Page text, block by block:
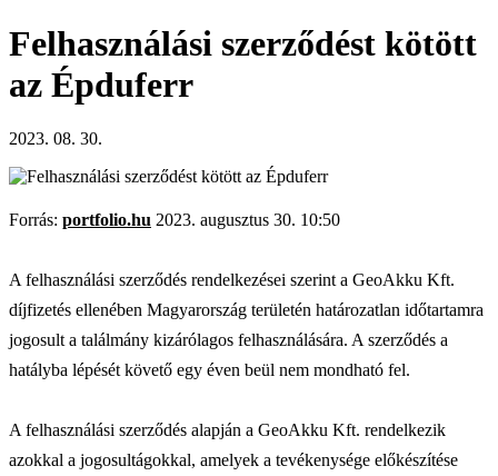
Felhasználási szerződést kötött
az Épduferr
2023. 08. 30.
Forrás: portfolio.hu 2023. augusztus 30. 10:50
A felhasználási szerződés rendelkezései szerint a GeoAkku Kft.
díjfizetés ellenében Magyarország területén határozatlan időtartamra
jogosult a találmány kizárólagos felhasználására. A szerződés a
hatályba lépését követő egy éven beül nem mondható fel.
A felhasználási szerződés alapján a GeoAkku Kft. rendelkezik
azokkal a jogosultágokkal, amelyek a tevékenysége előkészítése